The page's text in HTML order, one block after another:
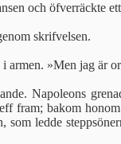
och öfverräckte
skrifvelsen.
armen. »Men jag är
Napoleons
bakom honom
som ledde